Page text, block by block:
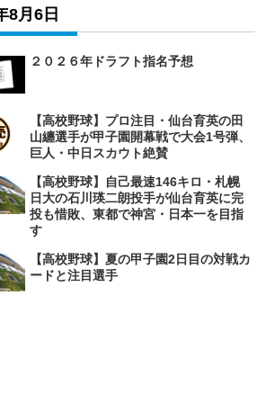
8月6日
２０２６年ドラフト指名予想
【高校野球】プロ注目・仙台育英の田
山纏選手が甲子園開幕戦で大会1号弾、
巨人・中日スカウト絶賛
【高校野球】自己最速146キロ・札幌
日大の石川瑛二朗投手が仙台育英に完
投も惜敗、東都で神宮・日本一を目指
す
【高校野球】夏の甲子園2日目の対戦カ
ードと注目選手